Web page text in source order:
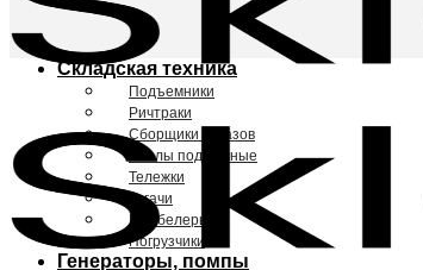
Складская техника
Подъемники
Ричтраки
Сборщики заказов
Столы подъемные
Тележки
Тягачи
Штабелеры
Погрузчики
Генераторы, помпы